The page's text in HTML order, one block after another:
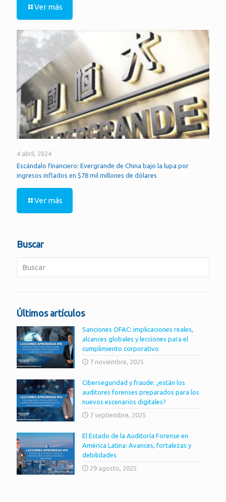
Ver más
4 abril, 2024
Escándalo financiero: Evergrande de China bajo la lupa por
ingresos inflados en $78 mil millones de dólares
Ver más
Buscar
Últimos artículos
Sanciones OFAC: implicaciones reales,
alcances globales y lecciones para el
cumplimiento corporativo
7 noviembre, 2025
Ciberseguridad y fraude: ¿están los
auditores forenses preparados para los
nuevos escenarios digitales?
7 septiembre, 2025
El Estado de la Auditoría Forense en
América Latina: Avances, fortalezas y
debilidades
29 agosto, 2025